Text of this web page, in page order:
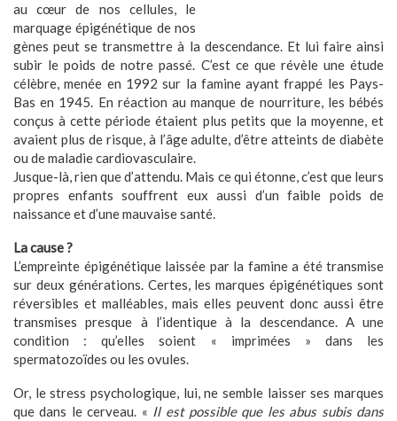
au cœur de nos cellules, le
marquage épigénétique de nos
gènes peut se transmettre à la descendance. Et lui faire ainsi
subir le poids de notre passé. C’est ce que révèle une étude
célèbre, menée en 1992 sur la famine ayant frappé les Pays-
Bas en 1945. En réaction au manque de nourriture, les bébés
conçus à cette période étaient plus petits que la moyenne, et
avaient plus de risque, à l’âge adulte, d’être atteints de diabète
ou de maladie cardiovasculaire.
Jusque-là, rien que d’attendu. Mais ce qui étonne, c’est que leurs
propres enfants souffrent eux aussi d’un faible poids de
naissance et d’une mauvaise santé.
La cause ?
L’empreinte épigénétique laissée par la famine a été transmise
sur deux générations. Certes, les marques épigénétiques sont
réversibles et malléables, mais elles peuvent donc aussi être
transmises presque à l’identique à la descendance. A une
condition : qu’elles soient « imprimées » dans les
spermatozoïdes ou les ovules.
Or, le stress psychologique, lui, ne semble laisser ses marques
que dans le cerveau. « Il est possible que les abus subis dans